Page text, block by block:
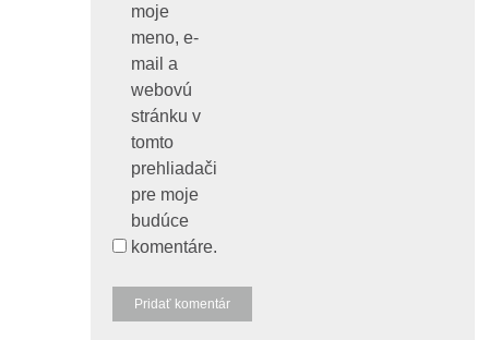
moje
meno, e-
mail a
webovú
stránku v
tomto
prehliadači
pre moje
budúce
komentáre.